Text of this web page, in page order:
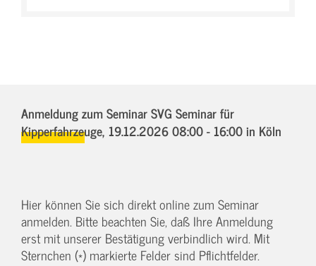
Anmeldung zum Seminar SVG Seminar für
Kipperfahrzeuge, 19.12.2026 08:00 - 16:00in Köln
Hier können Sie sich direkt online zum Seminar
anmelden. Bitte beachten Sie, daß Ihre Anmeldung
erst mit unserer Bestätigung verbindlich wird. Mit
Sternchen (*) markierte Felder sind Pflichtfelder.